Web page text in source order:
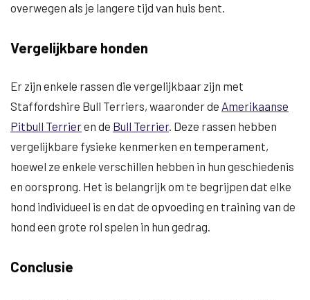
overwegen als je langere tijd van huis bent.
Vergelijkbare honden
Er zijn enkele rassen die vergelijkbaar zijn met
Staffordshire Bull Terriers, waaronder de Amerikaanse
Pitbull Terrieren de Bull Terrier. Deze rassen hebben
vergelijkbare fysieke kenmerken en temperament,
hoewel ze enkele verschillen hebben in hun geschiedenis
en oorsprong. Het is belangrijk om te begrijpen dat elke
hond individueel is en dat de opvoeding en training van de
hond een grote rol spelen in hun gedrag.
Conclusie